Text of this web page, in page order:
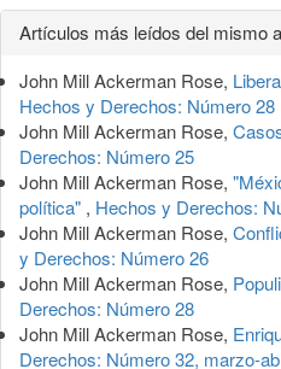
Detalles
del
artículo
Artículos más leídos del mismo
John Mill Ackerman Rose,
Hechos y Derechos: Número 28
John Mill Ackerman Rose,
Derechos: Número 25
John Mill Ackerman Rose,
política" , Hechos y Derechos:
John Mill Ackerman Rose,
y Derechos: Número 26
John Mill Ackerman Rose,
Derechos: Número 28
John Mill Ackerman Rose,
Derechos: Número 32, marzo-